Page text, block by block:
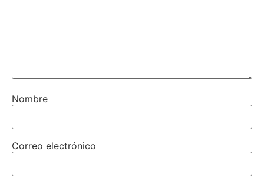
Nombre
Correo electrónico